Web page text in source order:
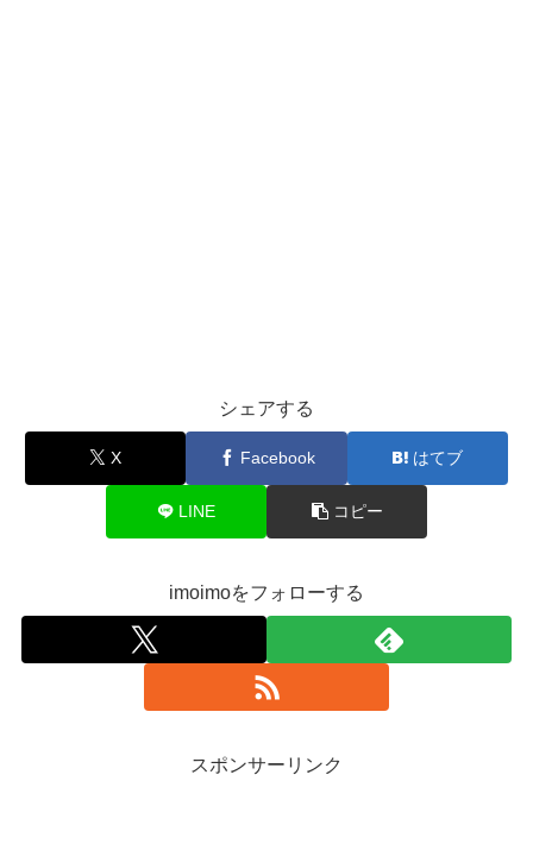
シェアする
X Facebook はてブ
LINE コピー
imoimoをフォローする
スポンサーリンク